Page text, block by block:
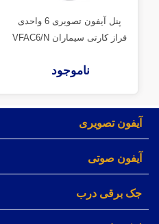
پنل آیفون تصویری 6 واحدی
فراز کارتی سیماران VFAC6/N
ناموجود
آیفون تصویری
آیفون صوتی
جک برقی درب